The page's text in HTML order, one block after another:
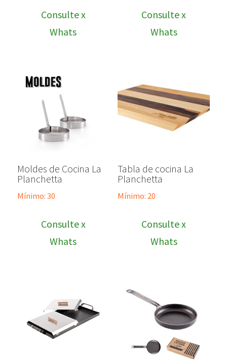
Consulte x
Whats
Consulte x
Whats
Moldes de Cocina La
Planchetta
Mínimo: 30
Consulte x
Whats
Tabla de cocina La
Planchetta
Mínimo: 20
Consulte x
Whats